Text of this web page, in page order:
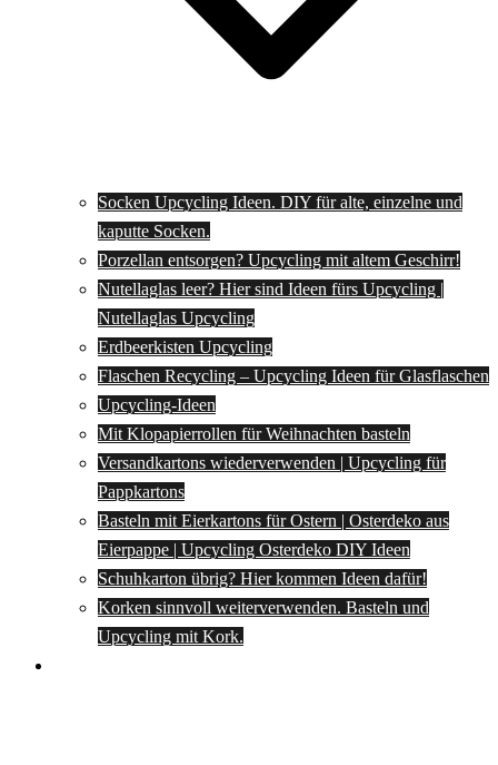
Socken Upcycling Ideen. DIY für alte, einzelne und
kaputte Socken.
Porzellan entsorgen? Upcycling mit altem Geschirr!
Nutellaglas leer? Hier sind Ideen fürs Upcycling |
Nutellaglas Upcycling
Erdbeerkisten Upcycling
Flaschen Recycling – Upcycling Ideen für Glasflaschen
Upcycling-Ideen
Mit Klopapierrollen für Weihnachten basteln
Versandkartons wiederverwenden | Upcycling für
Pappkartons
Basteln mit Eierkartons für Ostern | Osterdeko aus
Eierpappe | Upcycling Osterdeko DIY Ideen
Schuhkarton übrig? Hier kommen Ideen dafür!
Korken sinnvoll weiterverwenden. Basteln und
Upcycling mit Kork.